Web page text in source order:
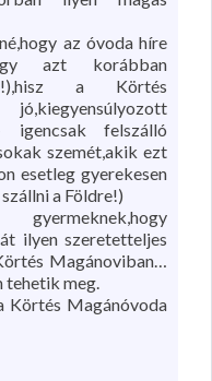
az óvoda híre
azt korábban
a Körtés
igencsak felszálló
szemét,akik ezt
esetleg gyerekesen
a Földre!)
ilyen szeretetteljes
Magánoviban…
tehetik meg.
Körtés Magánóvoda